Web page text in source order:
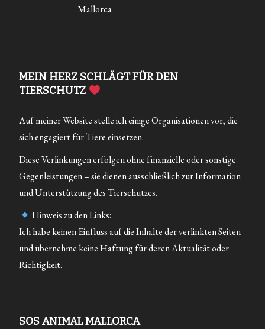
Mallorca
MEIN HERZ SCHLÄGT FÜR DEN
TIERSCHUTZ
Auf meiner Website stelle ich einige Organisationen vor, die
sich engagiert für Tiere einsetzen.
Diese Verlinkungen erfolgen ohne finanzielle oder sonstige
Gegenleistungen – sie dienen ausschließlich zur Information
und Unterstützung des Tierschutzes.
Hinweis zu den Links:
Ich habe keinen Einfluss auf die Inhalte der verlinkten Seiten
und übernehme keine Haftung für deren Aktualität oder
Richtigkeit.
SOS ANIMAL MALLORCA